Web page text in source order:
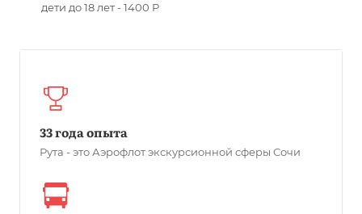
дети до 18 лет - 1400 Р
33 года опыта
Рута - это Аэрофлот экскурсионной сферы Сочи